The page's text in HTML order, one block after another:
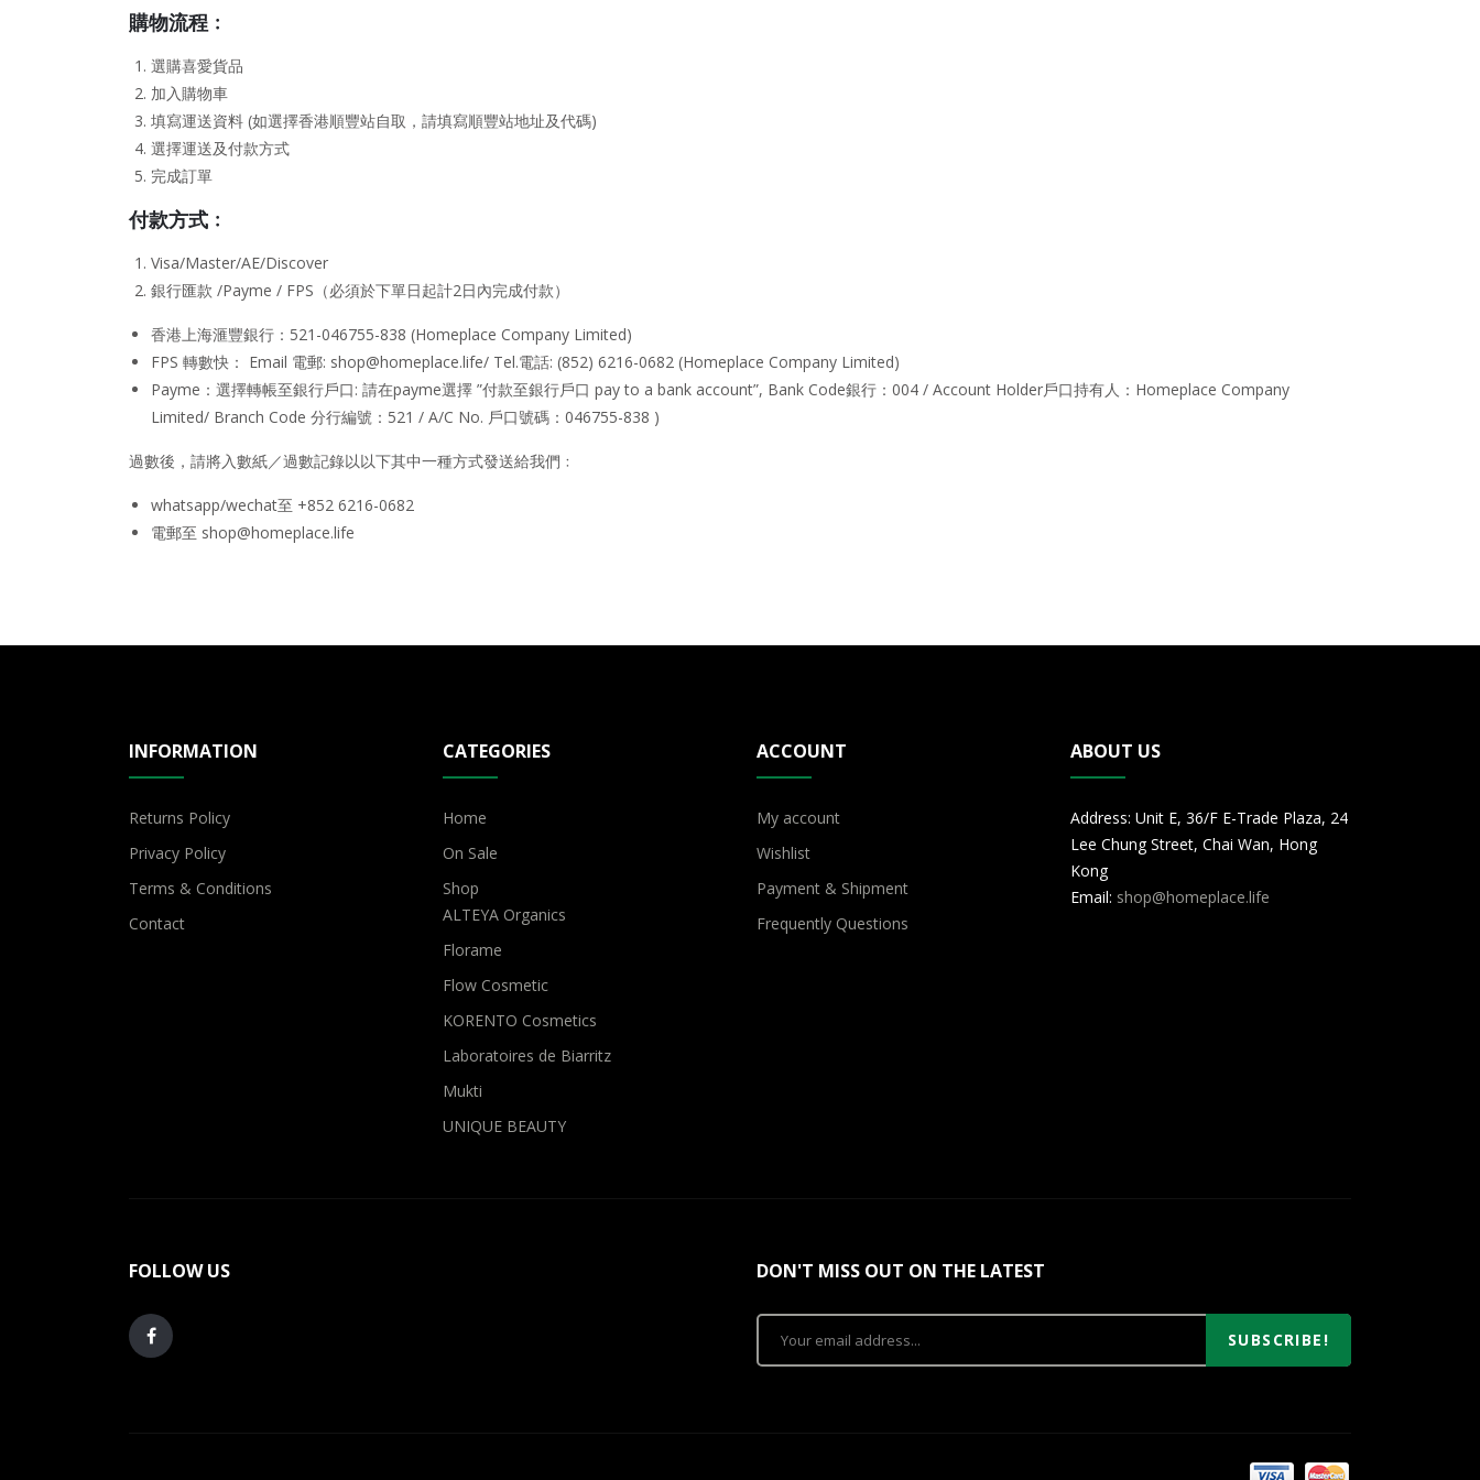
購物流程﹕
選購喜愛貨品
加入購物車
填寫運送資料 (如選擇香港順豐站自取，請填寫順豐站地址及代碼)
選擇運送及付款方式
完成訂單
付款方式 ﹕
Visa/Master/AE/Discover
銀行匯款 /Payme / FPS（必須於下單日起計2日內完成付款）
香港上海滙豐銀行：521-046755-838 (Homeplace Company Limited)
FPS 轉數快： Email 電郵: shop@homeplace.life/ Tel.電話: (852) 6216-0682 (Homeplace Company Limited)
Payme：選擇轉帳至銀行戶口: 請在payme選擇 ”付款至銀行戶口 pay to a bank account”, Bank Code銀行：004 / Account Holder戶口持有人：Homeplace Company
Limited/ Branch Code 分行編號：521 / A/C No. 戶口號碼：046755-838 )
過數後，請將入數紙／過數記錄以以下其中一種方式發送給我們﹕
whatsapp/wechat至 +852 6216-0682
電郵至 shop@homeplace.life
INFORMATION
Returns Policy
Privacy Policy
Terms & Conditions
Contact
CATEGORIES
Home
On Sale
Shop
ALTEYA Organics
Florame
Flow Cosmetic
KORENTO Cosmetics
Laboratoires de Biarritz
Mukti
UNIQUE BEAUTY
ACCOUNT
My account
Wishlist
Payment & Shipment
Frequently Questions
ABOUT US
Address: Unit E, 36/F E-Trade Plaza, 24
Lee Chung Street, Chai Wan, Hong
Kong
Email: shop@homeplace.life
FOLLOW US DON'T MISS OUT ON THE LATEST
SUBSCRIBE!